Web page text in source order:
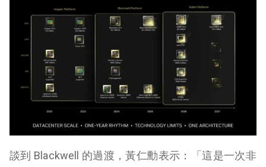
談到 Blackwell 的過渡，黃仁勳表示：「這是一次非